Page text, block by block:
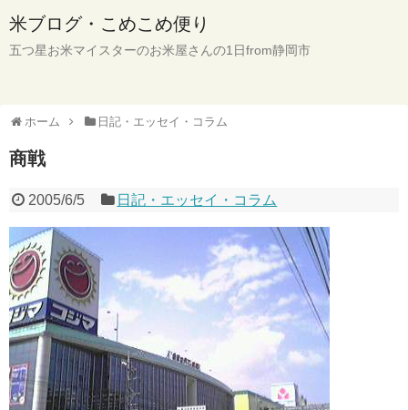
米ブログ・こめこめ便り
五つ星お米マイスターのお米屋さんの1日from静岡市
ホーム 日記・エッセイ・コラム
商戦
2005/6/5 日記・エッセイ・コラム